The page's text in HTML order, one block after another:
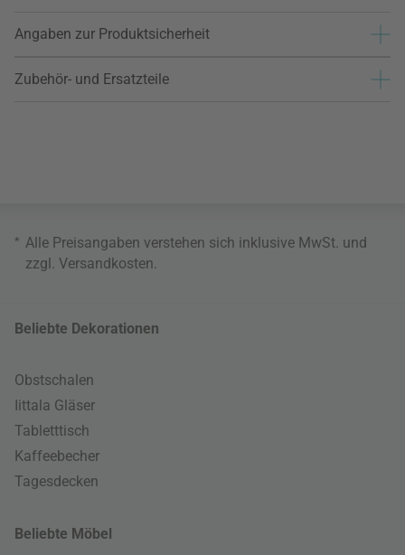
Angaben zur Produktsicherheit
Zubehör- und Ersatzteile
* Alle Preisangaben verstehen sich inklusive MwSt. und
zzgl. Versandkosten
Beliebte Dekorationen
Obstschalen
Iittala Gläser
Tabletttisch
Kaffeebecher
Tagesdecken
Beliebte Möbel